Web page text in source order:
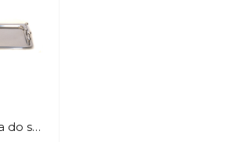
Taca stalowa do serwowania z rączkami